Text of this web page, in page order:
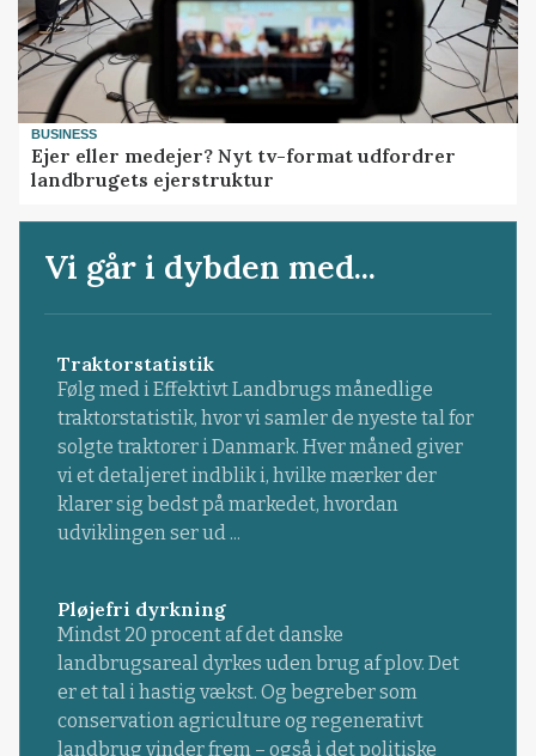
BUSINESS
Ejer eller medejer? Nyt tv-format udfordrer
landbrugets ejerstruktur
Vi går i dybden med...
Traktorstatistik
Følg med i Effektivt Landbrugs månedlige
traktorstatistik, hvor vi samler de nyeste tal for
solgte traktorer i Danmark. Hver måned giver
vi et detaljeret indblik i, hvilke mærker der
klarer sig bedst på markedet, hvordan
udviklingen ser ud ...
Pløjefri dyrkning
Mindst 20 procent af det danske
landbrugsareal dyrkes uden brug af plov. Det
er et tal i hastig vækst. Og begreber som
conservation agriculture og regenerativt
landbrug vinder frem – også i det politiske